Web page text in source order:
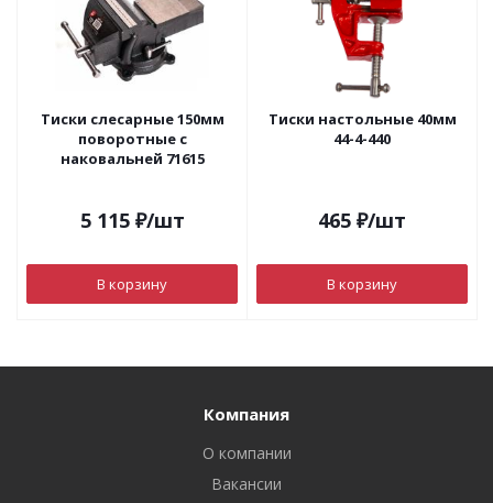
Тиски слесарные 150мм
поворотные с
наковальней 71615
5 115₽/шт
В корзину
Тиски настольные 40мм
44-4-440
465 ₽/шт
В корзину
Компания
О компании
Вакансии